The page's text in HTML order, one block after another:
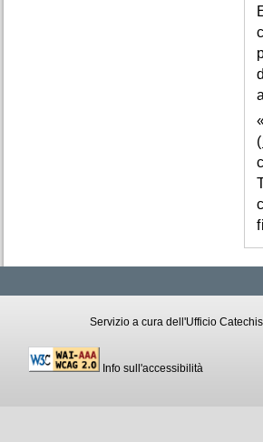
(
Servizio a cura dell'Ufficio
Info sull'accessibilità